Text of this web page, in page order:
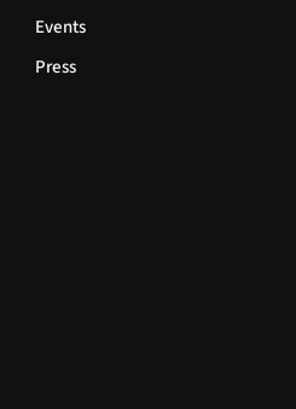
Events
Press